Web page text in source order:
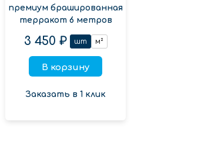
премиум брашированная
терракот 6 метров
3 450 ₽ шт м²
В корзину
Заказать в 1 клик